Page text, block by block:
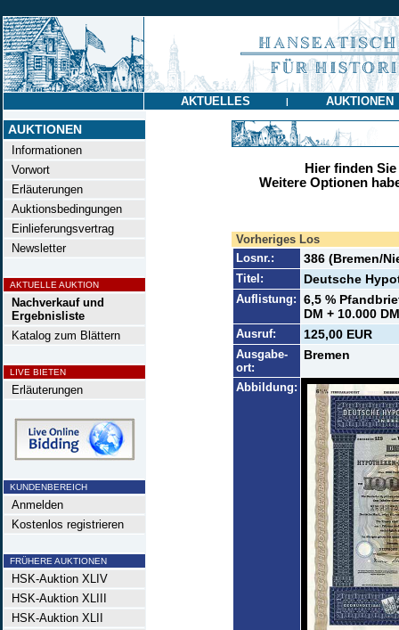
AKTUELLES | AUKTIONEN
AUKTIONEN
Informationen
Vorwort
Erläuterungen
Auktionsbedingungen
Einlieferungsvertrag
Newsletter
AKTUELLE AUKTION
Nachverkauf und
Ergebnisliste
Katalog zum Blättern
LIVE BIETEN
Erläuterungen
KUNDENBEREICH
Anmelden
Kostenlos registrieren
FRÜHERE AUKTIONEN
HSK-Auktion XLIV
HSK-Auktion XLIII
HSK-Auktion XLII
Hier finden
Weitere Optionen
Vorheriges Los
Losnr.:
386 (Bremen/
Titel: Deutsche
Auflistung: 6,5 %
DM + 10.000
Ausruf: 125,00 EUR
Ausgabe-
ort:
Bremen
Abbildung: